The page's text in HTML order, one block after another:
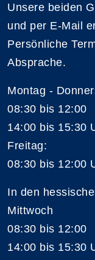
Unsere beiden
und per E-Mail
Persönliche
Absprache.
Montag -
08:30 bis 12:00
14:00 bis 15:30
Freitag:
08:30 bis 12:00
In den
Mittwoch
08:30 bis 12:00
14:00 bis 15:30